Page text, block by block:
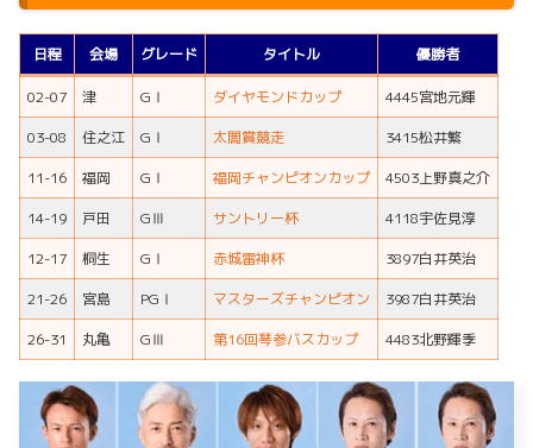
日程 会場 グレード タイトル 優勝者
02-07 津 GⅠ ダイヤモンドカップ
4445宮地元輝
03-08
住之江 GⅠ 太閤賞競走
3415松井繁
11-16
福岡 GⅠ 福岡チャンピオンカップ
4503上野真之介
14-19
戸田 GⅢ サントリー杯
4118宇佐見淳
12-17
桐生 GⅠ 赤城雷神杯
3897白井英治
21-26
宮島 PGⅠ マスターズチャンピオン
3987白井英治
26-31
丸亀 GⅢ 第16回琴参バスカップ 4483北野輝季